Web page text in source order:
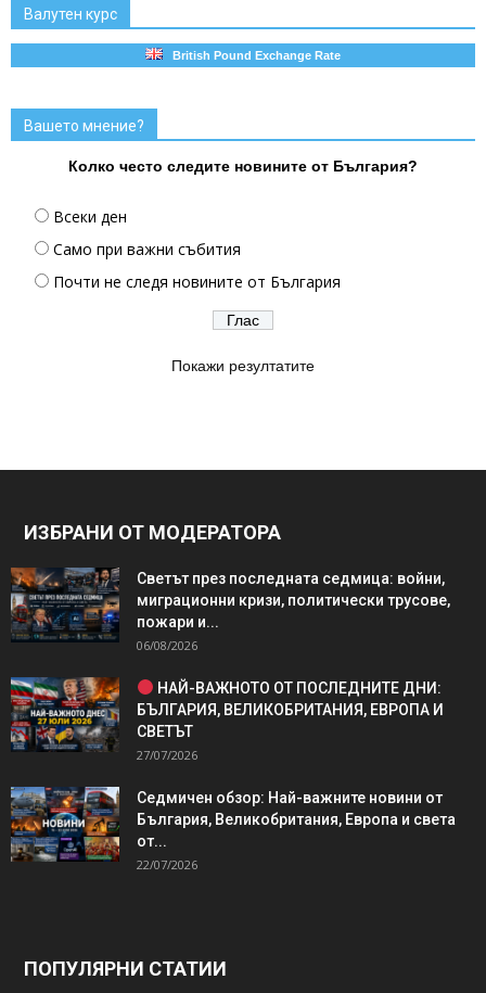
Валутен курс
British Pound Exchange Rate
Вашето мнение?
Колко често следите новините от България?
Всеки ден
Само при важни събития
Почти не следя новините от България
Покажи резултатите
ИЗБРАНИ ОТ МОДЕРАТОРА
Светът през последната седмица: войни,
миграционни кризи, политически трусове,
пожари и...
06/08/2026
НАЙ-ВАЖНОТО ОТ ПОСЛЕДНИТЕ ДНИ:
БЪЛГАРИЯ, ВЕЛИКОБРИТАНИЯ, ЕВРОПА И
СВЕТЪТ
27/07/2026
Седмичен обзор: Най-важните новини от
България, Великобритания, Европа и света
от...
22/07/2026
ПОПУЛЯРНИ СТАТИИ